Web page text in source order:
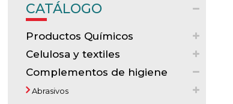
CATÁLOGO
Productos Químicos
Celulosa y textiles
Complementos de higiene
Abrasivos